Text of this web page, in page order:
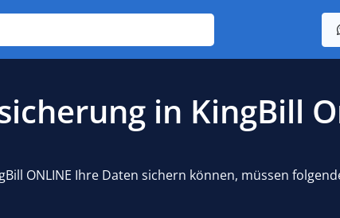
in KingBill
ONLINE Ihre Daten sichern können, müssen